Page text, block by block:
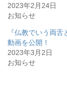
2023年2月24日
お知らせ
『仏教でいう両舌
動画を公開！
2023年3月2日
お知らせ